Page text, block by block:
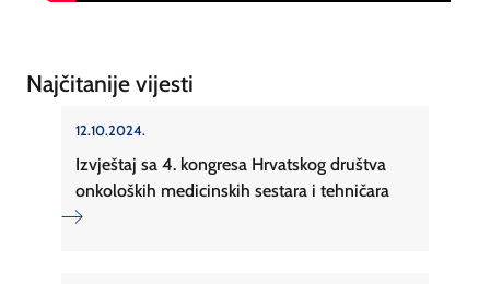
Najčitanije vijesti
12.10.2024.
Izvještaj sa 4. kongresa Hrvatskog društva
onkoloških medicinskih sestara i tehničara